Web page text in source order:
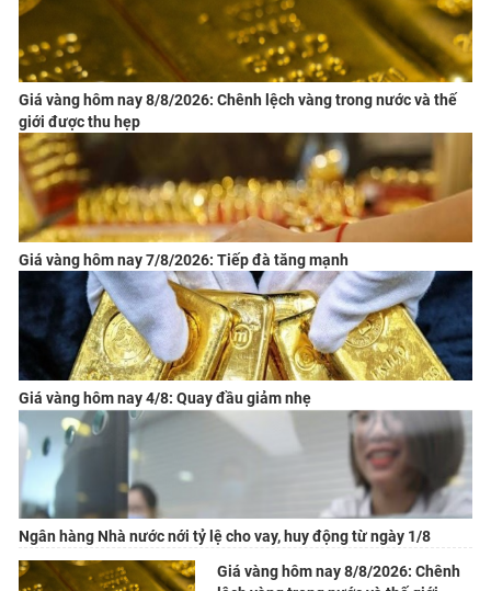
Giá vàng hôm nay 8/8/2026: Chênh lệch vàng trong nước và thế
giới được thu hẹp
Giá vàng hôm nay 7/8/2026: Tiếp đà tăng mạnh
Giá vàng hôm nay 4/8: Quay đầu giảm nhẹ
Ngân hàng Nhà nước nới tỷ lệ cho vay, huy động từ ngày 1/8
Giá vàng hôm nay 8/8/2026: Chênh